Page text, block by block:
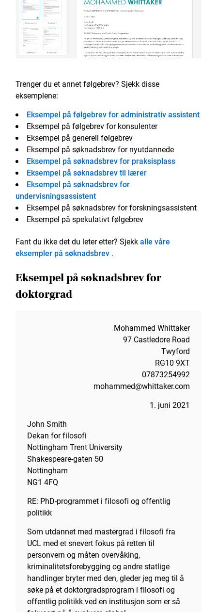
Trenger du et annet følgebrev? Sjekk disse
eksemplene:
Eksempel på følgebrev for administrativ assistent
Eksempel på følgebrev for konsulenter
Eksempel på generell følgebrev
Eksempel på søknadsbrev for nyutdannede
Eksempel på søknadsbrev for praksisplass
Eksempel på søknadsbrev til lærer
Eksempel på søknadsbrev for
undervisningsassistent
Eksempel på søknadsbrev for forskningsassistent
Eksempel på spekulativt følgebrev
Fant du ikke det du leter etter? Sjekkalle våre
eksempler på søknadsbrev .
Eksempel på søknadsbrev for
doktorgrad
Mohammed Whittaker
97 Castledore Road
Twyford
RG10 9XT
07873254992
mohammed@whittaker.com
1. juni 2021
John Smith
Dekan for filosofi
Nottingham Trent University
Shakespeare-gaten 50
Nottingham
NG1 4FQ
RE: PhD-programmet i filosofi og offentlig
politikk
Som utdannet med mastergrad i filosofi fra
UCL med et snevert fokus på retten til
personvern og måten overvåking,
kriminalitetsforebygging og andre statlige
handlinger bryter med den, gleder jeg meg til å
søke på et doktorgradsprogram i filosofi og
offentlig politikk ved en institusjon som er så